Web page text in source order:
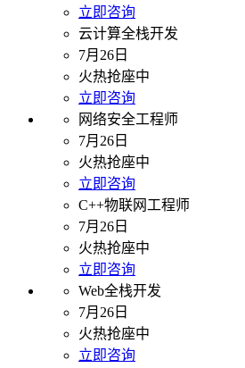
立即咨询
云计算全栈开发
7月26日
火热抢座中
立即咨询
网络安全工程师
7月26日
火热抢座中
立即咨询
C++物联网工程师
7月26日
火热抢座中
立即咨询
Web全栈开发
7月26日
火热抢座中
立即咨询